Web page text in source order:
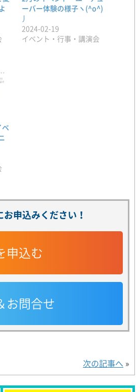
ーバー体験の様子ヽ(^o^)
丿
2024-02-19
イベント・行事・講演会
お申込みください！
申込む
お問合せ
次の記事へ »